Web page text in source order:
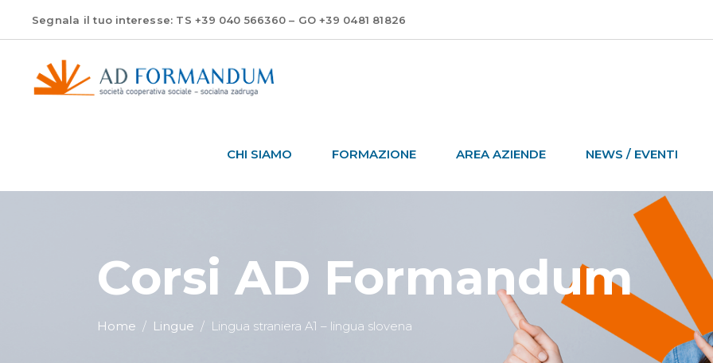
Segnala il tuo interesse: TS +39 040 566360 – GO +39 0481 81826
CHI SIAMO FORMAZIONE AREA AZIENDE NEWS / EVENTI
Corsi AD Formandum
Home / Lingue / Lingua straniera A1 – lingua slovena